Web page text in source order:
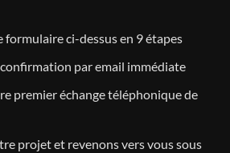
formulaire ci-dessus en 9 étapes
par email immédiate
premier échange téléphonique de
projet et revenons vers vous sous